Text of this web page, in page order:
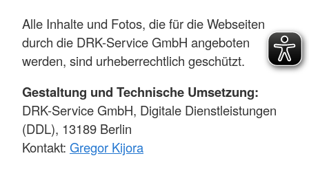
Alle Inhalte und Fotos, die für die Webseiten
durch die DRK-Service GmbH angeboten
werden, sind urheberrechtlich geschützt.
Gestaltung und Technische Umsetzung:
DRK-Service GmbH, Digitale Dienstleistungen
(DDL), 13189 Berlin
Kontakt: Gregor Kijora